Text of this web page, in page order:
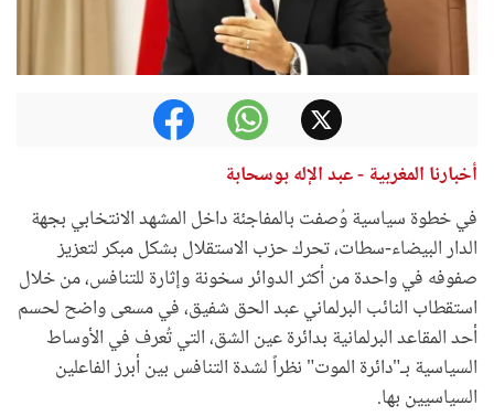
أخبارنا المغربية - عبد الإله بوسحابة
في خطوة سياسية وُصفت بالمفاجئة داخل المشهد الانتخابي بجهة
الدار البيضاء-سطات، تحرك حزب الاستقلال بشكل مبكر لتعزيز
صفوفه في واحدة من أكثر الدوائر سخونة وإثارة للتنافس، من خلال
استقطاب النائب البرلماني عبد الحق شفيق، في مسعى واضح لحسم
أحد المقاعد البرلمانية بدائرة عين الشق، التي تُعرف في الأوساط
السياسية بـ"دائرة الموت" نظراً لشدة التنافس بين أبرز الفاعلين
السياسيين بها.